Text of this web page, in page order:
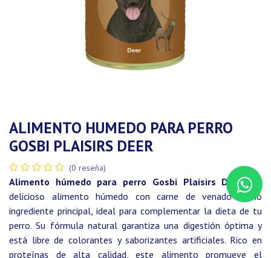
ALIMENTO HUMEDO PARA PERRO
GOSBI PLAISIRS DEER
(0 reseña)
Alimento húmedo para perro Gosbi Plaisirs Deer:Un
delicioso alimento húmedo con carne de venado como
ingrediente principal, ideal para complementar la dieta de tu
perro. Su fórmula natural garantiza una digestión óptima y
está libre de colorantes y saborizantes artificiales. Rico en
proteínas de alta calidad, este alimento promueve el